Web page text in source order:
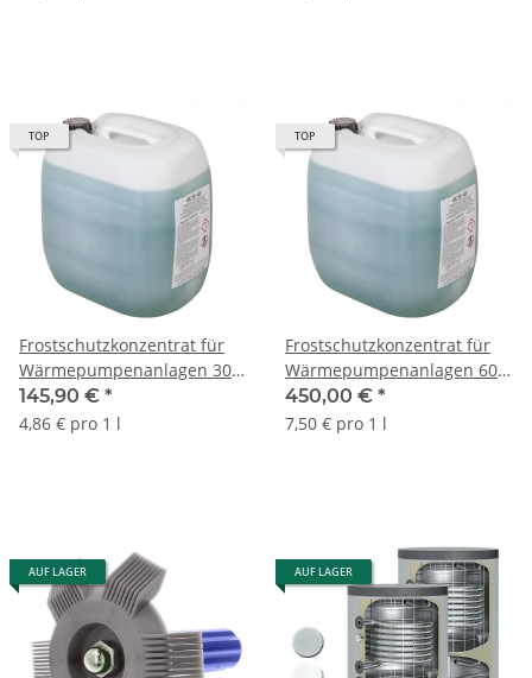
TOP
Frostschutzkonzentrat für
Wärmepumpenanlagen 30
Liter
145,90 € *
4,86 € pro 1 l
TOP
Frostschutzkonzentrat für
Wärmepumpenanlagen 60
Liter
450,00 € *
7,50 € pro 1 l
AUF LAGER AUF LAGER